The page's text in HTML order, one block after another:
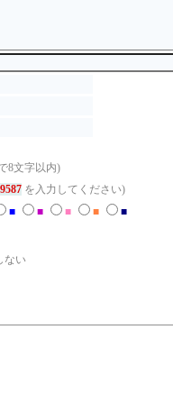
8文字以内)
9587 を入力してください)
■ ■ ■ ■ ■
ない